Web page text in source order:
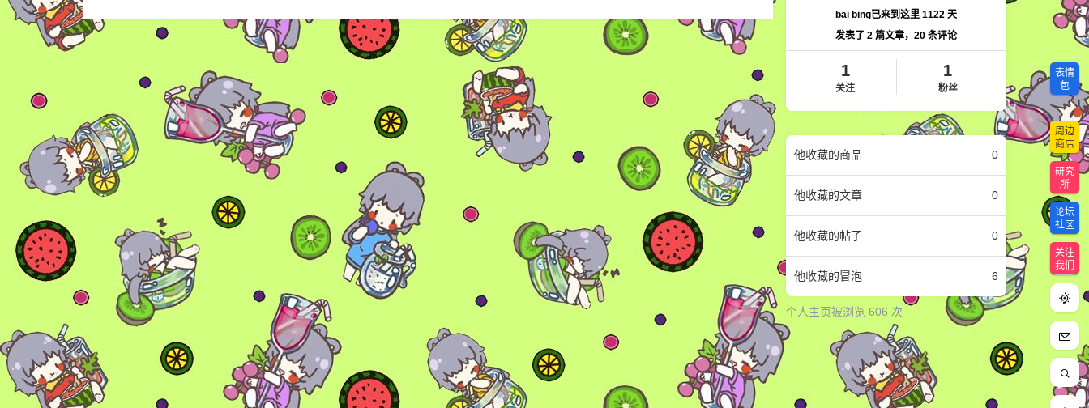
bai bing已来到这里1122 天
发表了2 篇文章，20 条评论
1
关注
1
粉丝
他收藏的商品 0
他收藏的文章 0
他收藏的帖子 0
他收藏的冒泡 6
个人主页被浏览 606 次
表情
包
周边
商店
研究
所
论坛
社区
关注
我们